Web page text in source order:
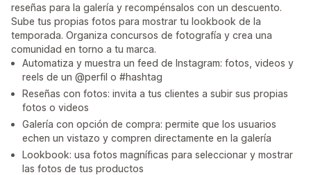
reseñas para la galería y recompénsalos con un descuento.
Sube tus propias fotos para mostrar tu lookbook de la
temporada. Organiza concursos de fotografía y crea una
comunidad en torno a tu marca.
Automatiza y muestra un feed de Instagram: fotos, videos y
reels de un @perfil o #hashtag
Reseñas con fotos: invita a tus clientes a subir sus propias
fotos o videos
Galería con opción de compra: permite que los usuarios
echen un vistazo y compren directamente en la galería
Lookbook: usa fotos magníficas para seleccionar y mostrar
las fotos de tus productos